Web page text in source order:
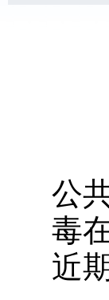
新
公
毒
近